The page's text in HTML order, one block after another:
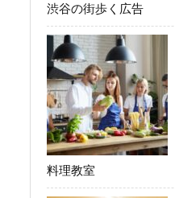
渋谷の街歩く広告
料理教室